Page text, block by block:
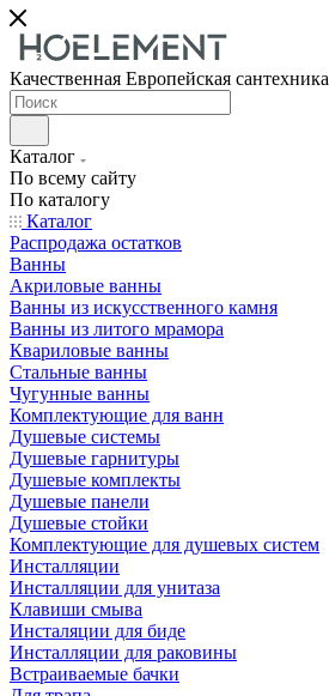
Качественная Европейская сантехника
Каталог
По всему сайту
По каталогу
Каталог
Распродажа остатков
Ванны
Акриловые ванны
Ванны из искусственного камня
Ванны из литого мрамора
Квариловые ванны
Стальные ванны
Чугунные ванны
Комплектующие для ванн
Душевые системы
Душевые гарнитуры
Душевые комплекты
Душевые панели
Душевые стойки
Комплектующие для душевых систем
Инсталляции
Инсталляции для унитаза
Клавиши смыва
Инсталяции для биде
Инсталляции для раковины
Встраиваемые бачки